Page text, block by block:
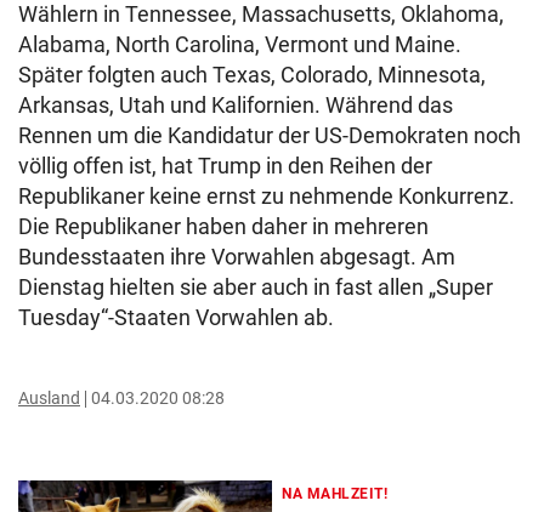
Wählern in Tennessee, Massachusetts, Oklahoma,
Alabama, North Carolina, Vermont und Maine.
Später folgten auch Texas, Colorado, Minnesota,
Arkansas, Utah und Kalifornien. Während das
Rennen um die Kandidatur der US-Demokraten noch
völlig offen ist, hat Trump in den Reihen der
Republikaner keine ernst zu nehmende Konkurrenz.
Die Republikaner haben daher in mehreren
Bundesstaaten ihre Vorwahlen abgesagt. Am
Dienstag hielten sie aber auch in fast allen „Super
Tuesday“-Staaten Vorwahlen ab.
Ausland 04.03.2020 08:28
NA MAHLZEIT!